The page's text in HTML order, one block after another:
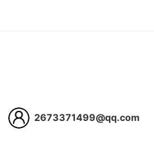
2673371499@qq.com